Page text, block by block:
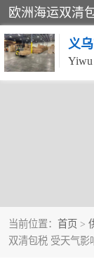
义
当前位置： 首页 >
双清包税 受天气影